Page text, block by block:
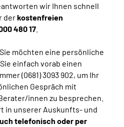
wir Ihnen schnell
derkostenfreien
480 17
Sie möchten eine persönliche
einfach vorab einen
(0681) 3093 902, um Ihr
Gespräch mit
innen zu besprechen.
in unserer Auskunfts- und
telefonisch oder per